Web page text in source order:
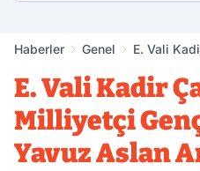
Haberler Genel
E. Vali
E. Vali Kadir
Milliyetçi
Yavuz Aslan